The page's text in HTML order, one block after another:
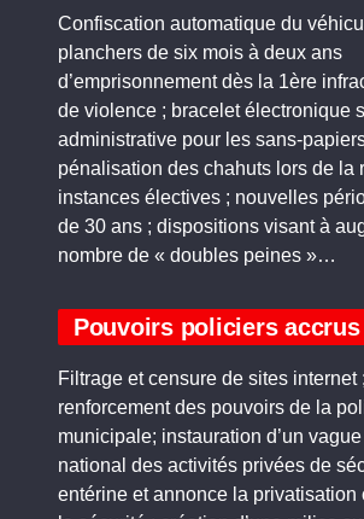
Confiscation automatique du
planchers de six mois à deux ans
d’emprisonnement dès la 1ère
de violence ; bracelet électronique
administrative pour les sans-
pénalisation des chahuts lors de la
instances électives ; nouvelles
de 30 ans ; dispositions visant à
nombre de « doubles peines »…
Pouvoirs policiers accrus
Filtrage et censure de sites internet ;
renforcement des pouvoirs de la
municipale; instauration d’un
national des activités privées de
entérine et annonce la privatisation